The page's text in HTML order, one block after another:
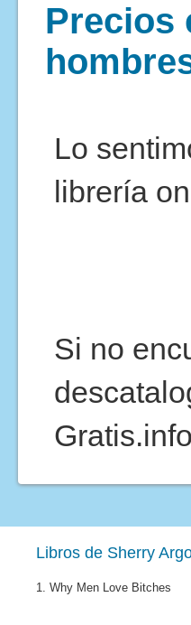
Precios
Lo
librería
Si no
Gratis.info
Libros de Sherry
1. Why Men Love Bitches